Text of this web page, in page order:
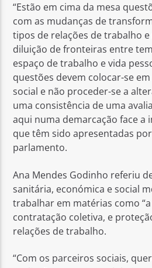
“Estão em cima da mesa
com as mudanças de
tipos de relações de trabalho
diluição de fronteiras entre
espaço de trabalho e vida
questões devem colocar-se
social e não proceder-se a
uma consistência de uma
aqui numa demarcação face a
que têm sido apresentadas
parlamento.
Ana Mendes Godinho referiu
sanitária, económica e social
trabalhar em matérias como
contratação coletiva, e
relações de trabalho.
“Com os parceiros sociais,